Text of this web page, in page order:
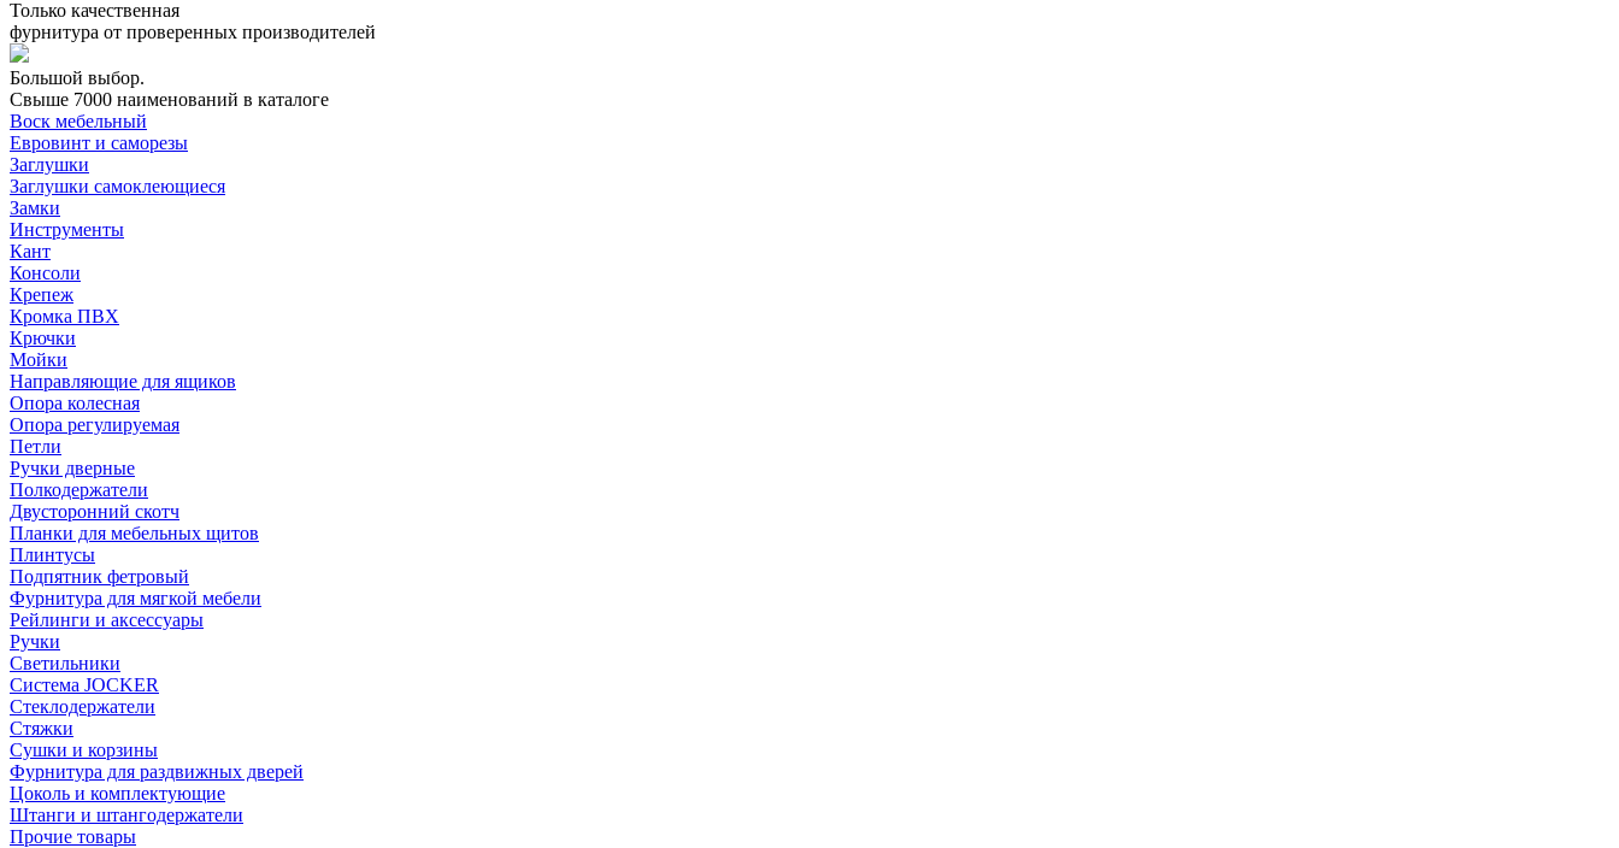
Только качественная
фурнитура от проверенных производителей
Большой выбор.
Свыше 7000 наименований в каталоге
Воск мебельный
Евровинт и саморезы
Заглушки
Заглушки самоклеющиеся
Замки
Инструменты
Кант
Консоли
Крепеж
Кромка ПВХ
Крючки
Мойки
Направляющие для ящиков
Опора колесная
Опора регулируемая
Петли
Ручки дверные
Полкодержатели
Двусторонний скотч
Планки для мебельных щитов
Плинтусы
Подпятник фетровый
Фурнитура для мягкой мебели
Рейлинги и аксессуары
Ручки
Светильники
Система JOCKER
Стеклодержатели
Стяжки
Сушки и корзины
Фурнитура для раздвижных дверей
Цоколь и комплектующие
Штанги и штангодержатели
Прочие товары